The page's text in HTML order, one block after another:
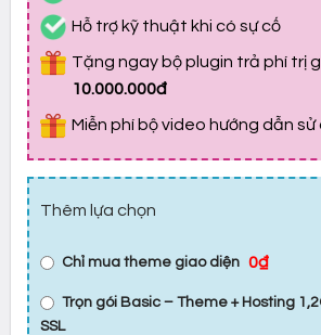
Hỗ trợ kỹ thuật khi có sự cố
Tặng ngay bộ plugin trả phí trị
10.000.000đ
Miễn phí bộ video hướng dẫn
Thêm lựa chọn
Chỉ mua theme giao diện 0₫
Trọn gói Basic – Theme + Hosting
SSL